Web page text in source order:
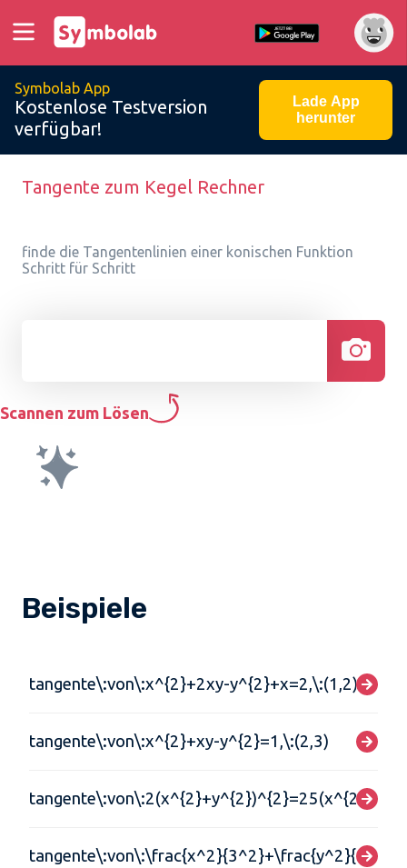
Symbolab App
Kostenlose Testversion
verfügbar!
Lade App
herunter
Tangente zum Kegel Rechner
finde die Tangentenlinien einer konischen Funktion
Schritt für Schritt
Scannen zum Lösen
Beispiele
tangente\:von\:x^{2}+2xy-y^{2}+x=2,\:(1,2)
tangente\:von\:x^{2}+xy-y^{2}=1,\:(2,3)
tangente\:von\:2(x^{2}+y^{2})^{2}=25(x^{2}-